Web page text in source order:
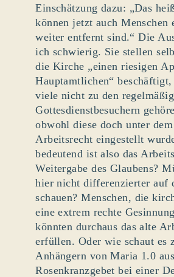
Einschätzung dazu: „Das
können jetzt auch Menschen
weiter entfernt sind.“ Die
ich schwierig. Sie stellen
die Kirche „einen riesigen
Hauptamtlichen“ beschäftigt,
viele nicht zu den
Gottesdienstbesuchern
obwohl diese doch unter
Arbeitsrecht eingestellt
bedeutend ist also das
Weitergabe des Glaubens?
hier nicht differenzierter auf
schauen? Menschen, die
eine extrem rechte
könnten durchaus das alte
erfüllen. Oder wie schaut es
Anhängern von Maria 1.0
Rosenkranzgebet bei einer